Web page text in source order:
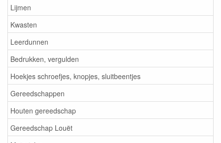
Lijmen
Kwasten
Leerdunnen
Bedrukken, vergulden
Hoekjes schroefjes, knopjes, sluitbeentjes
Gereedschappen
Houten gereedschap
Gereedschap Louët